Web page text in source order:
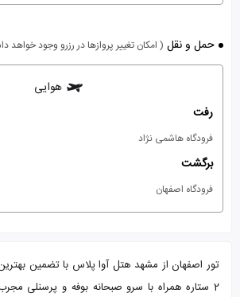
حمل و نقل ( امکان تغییر پروازها در رزرو وجود خواهد
هوایی
رفت
فرودگاه هاشمی نژاد
برگشت
فرودگاه اصفهان
تور اصفهان از مشهد هتل آوا پلاس با تضمین
2 ستاره همراه با سرو صبحانه بوفه و پرسنلی